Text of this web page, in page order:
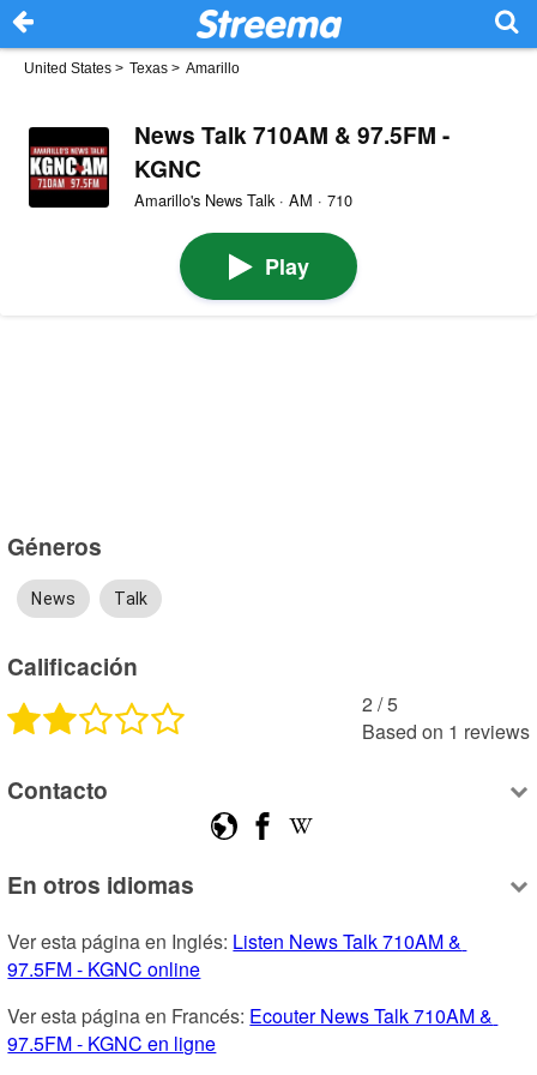
United States > Texas > Amarillo
News Talk 710AM & 97.5FM -
KGNC
Amarillo's News Talk · AM · 710
Play
Géneros
News Talk
Calificación
2 /5
Based on 1 reviews
Contacto
En otros idiomas
Ver esta página en Inglés: Listen News Talk 710AM &
97.5FM - KGNC online
Ver esta página en Francés: Ecouter News Talk 710AM &
97.5FM - KGNC en ligne